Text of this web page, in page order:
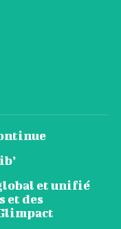
et unifié
et des